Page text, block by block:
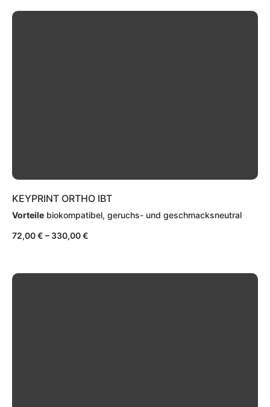
KEYPRINT ORTHO IBT
Vorteile biokompatibel, geruchs- und geschmacksneutral
72,00€ – 330,00€